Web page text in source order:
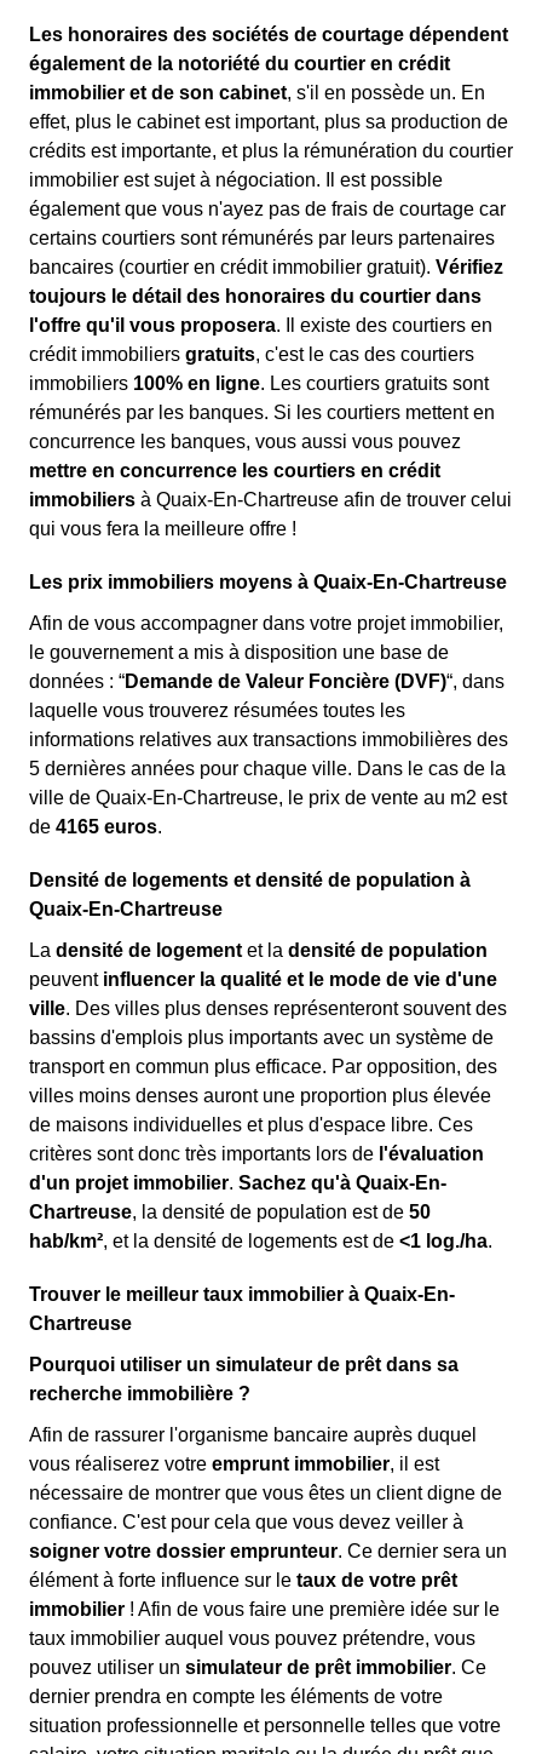
Les honoraires des sociétés de courtage dépendent
également de la notoriété du courtier en crédit
immobilier et de son cabinet, s'il en possède un. En
effet, plus le cabinet est important, plus sa production de
crédits est importante, et plus la rémunération du courtier
immobilier est sujet à négociation. Il est possible
également que vous n'ayez pas de frais de courtage car
certains courtiers sont rémunérés par leurs partenaires
bancaires (courtier en crédit immobilier gratuit). Vérifiez
toujours le détail des honoraires du courtier dans
l'offre qu'il vous proposera. Il existe des courtiers en
crédit immobiliers gratuits, c'est le cas des courtiers
immobiliers 100% en ligne. Les courtiers gratuits sont
rémunérés par les banques. Si les courtiers mettent en
concurrence les banques, vous aussi vous pouvez
mettre en concurrence les courtiers en crédit
immobiliers à Quaix-En-Chartreuse afin de trouver celui
qui vous fera la meilleure offre !
Les prix immobiliers moyens à Quaix-En-Chartreuse
Afin de vous accompagner dans votre projet immobilier,
le gouvernement a mis à disposition une base de
données : “Demande de Valeur Foncière (DVF)“, dans
laquelle vous trouverez résumées toutes les
informations relatives aux transactions immobilières des
5 dernières années pour chaque ville. Dans le cas de la
ville de Quaix-En-Chartreuse, le prix de vente au m2 est
de 4165 euros.
Densité de logements et densité de population à
Quaix-En-Chartreuse
La densité de logement et la densité de population
peuvent influencer la qualité et le mode de vie d'une
ville. Des villes plus denses représenteront souvent des
bassins d'emplois plus importants avec un système de
transport en commun plus efficace. Par opposition, des
villes moins denses auront une proportion plus élevée
de maisons individuelles et plus d'espace libre. Ces
critères sont donc très importants lors de l'évaluation
d'un projet immobilier. Sachez qu'à Quaix-En-
Chartreuse, la densité de population est de 50
hab/km², et la densité de logements est de <1 log./ha.
Trouver le meilleur taux immobilier à Quaix-En-
Chartreuse
Pourquoi utiliser un simulateur de prêt dans sa
recherche immobilière ?
Afin de rassurer l'organisme bancaire auprès duquel
vous réaliserez votre emprunt immobilier, il est
nécessaire de montrer que vous êtes un client digne de
confiance. C'est pour cela que vous devez veiller à
soigner votre dossier emprunteur. Ce dernier sera un
élément à forte influence sur le taux de votre prêt
immobilier ! Afin de vous faire une première idée sur le
taux immobilier auquel vous pouvez prétendre, vous
pouvez utiliser un simulateur de prêt immobilier. Ce
dernier prendra en compte les éléments de votre
situation professionnelle et personnelle telles que votre